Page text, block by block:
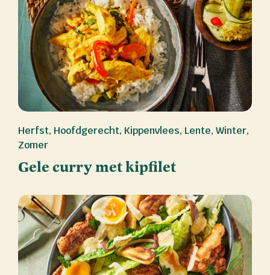
Herfst, Hoofdgerecht, Kippenvlees, Lente, Winter,
Zomer
Gele curry met kipfilet